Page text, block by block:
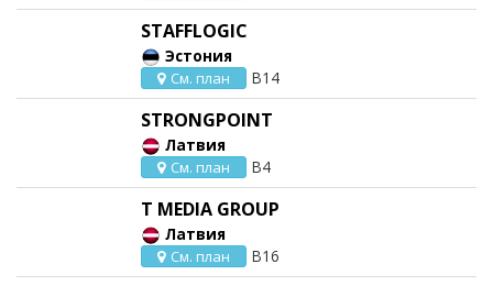
STAFFLOGIC
Эстония
См. план B14
STRONGPOINT
Латвия
См. план B4
T MEDIA GROUP
Латвия
См. план B16